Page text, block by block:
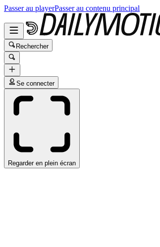
Passer au playerPasser au contenu principal
Rechercher
Se connecter
Regarder en plein écran